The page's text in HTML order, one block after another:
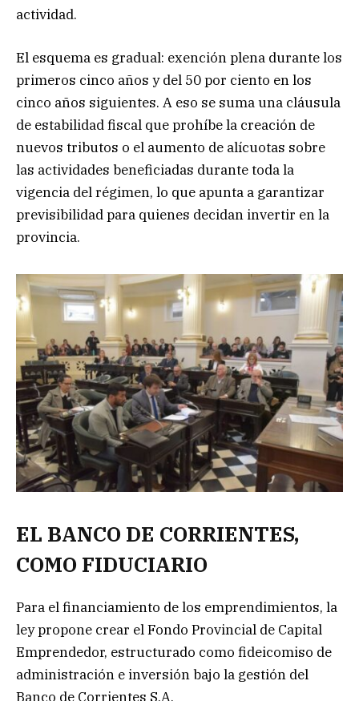
actividad.
El esquema es gradual: exención plena durante los
primeros cinco años y del 50 por ciento en los
cinco años siguientes. A eso se suma una cláusula
de estabilidad fiscal que prohíbe la creación de
nuevos tributos o el aumento de alícuotas sobre
las actividades beneficiadas durante toda la
vigencia del régimen, lo que apunta a garantizar
previsibilidad para quienes decidan invertir en la
provincia.
EL BANCO DE CORRIENTES,
COMO FIDUCIARIO
Para el financiamiento de los emprendimientos, la
ley propone crear el Fondo Provincial de Capital
Emprendedor, estructurado como fideicomiso de
administración e inversión bajo la gestión del
Banco de Corrientes S.A.